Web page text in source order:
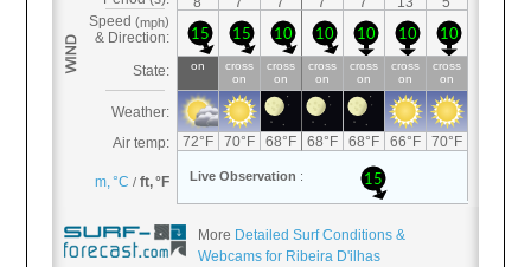
More Detailed Surf Conditions &
Webcams for Ribeira D'ilhas